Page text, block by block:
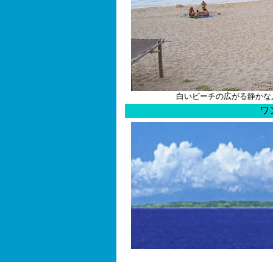
白いビーチの広がる静か
ワ